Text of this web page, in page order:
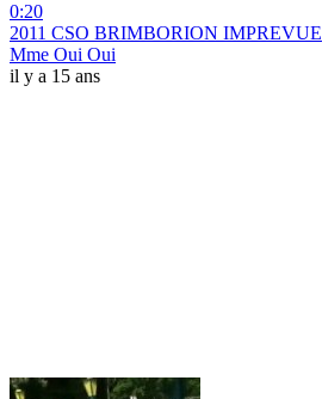
0:20
2011 CSO BRIMBORION IMPREVUE
Mme Oui Oui
il y a 15 ans